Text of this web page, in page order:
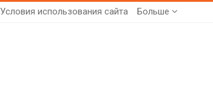
Условия использования сайта Больше